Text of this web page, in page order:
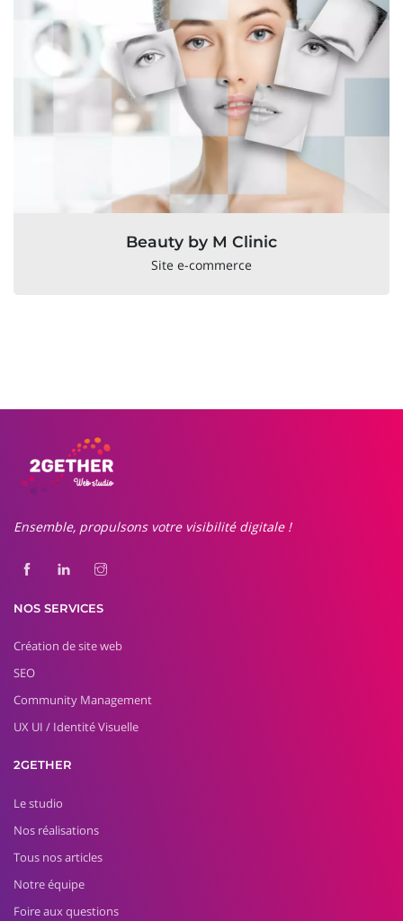
Beauty by M Clinic
Site e-commerce
Ensemble, propulsons votre visibilité digitale !
NOS SERVICES
Création de site web
SEO
Community Management
UX UI / Identité Visuelle
2GETHER
Le studio
Nos réalisations
Tous nos articles
Notre équipe
Foire aux questions